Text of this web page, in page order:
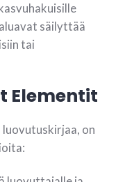
säilyttää
tai
Elementit
on